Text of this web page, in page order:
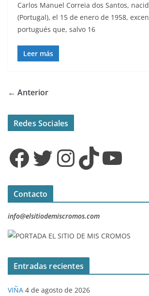
Carlos Manuel Correia dos Santos,
(Portugal), el 15 de enero de 1958,
portugués que, salvo 16
Leer más
← Anterior
Redes Sociales
Facebook Twitter InstagramTikTok YouTube
Contacto
info@elsitiodemiscromos.com
Entradas recientes
VIÑA 4 de agosto de 2026